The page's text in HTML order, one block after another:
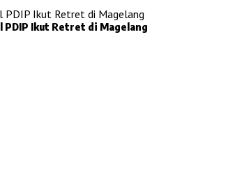
PDIP Ikut Retret di Magelang